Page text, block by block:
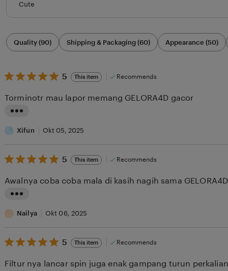
Cute
Filter
by
category
Quality (90) Shipping & Packaging (60) Appearance (50)
5
out
5
stars
5 This item Recommends
i
t
n
r
v
e
Torminotr mau lapor memang GELORA4D gacor
Xifun Okt 05, 2025
5
out
5
stars
5 This item Recommends
i
t
n
Awalnya coba coba mala di kasih nagih sama
Nailya Okt 06, 2025
5
out
5
5 This item Recommends
Filtur nya lancar spin juga enak gampang turun perkalian